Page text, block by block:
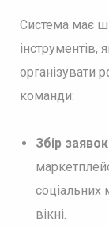
Система має
інструментів,
організувати
команди:
Збір
соціальних
вікні.